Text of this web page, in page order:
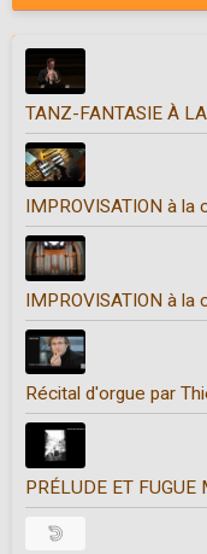
TANZ-FANTASIE À
IMPROVISATION à
IMPROVISATION à
Récital d'orgue par
PRÉLUDE ET